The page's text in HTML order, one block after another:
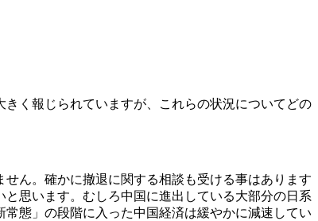
く報じられていますが、これらの状況についてどの
ん。確かに撤退に関する相談も受ける事はあります
思います。むしろ中国に進出している大部分の日系
態」の段階に入った中国経済は緩やかに減速してい